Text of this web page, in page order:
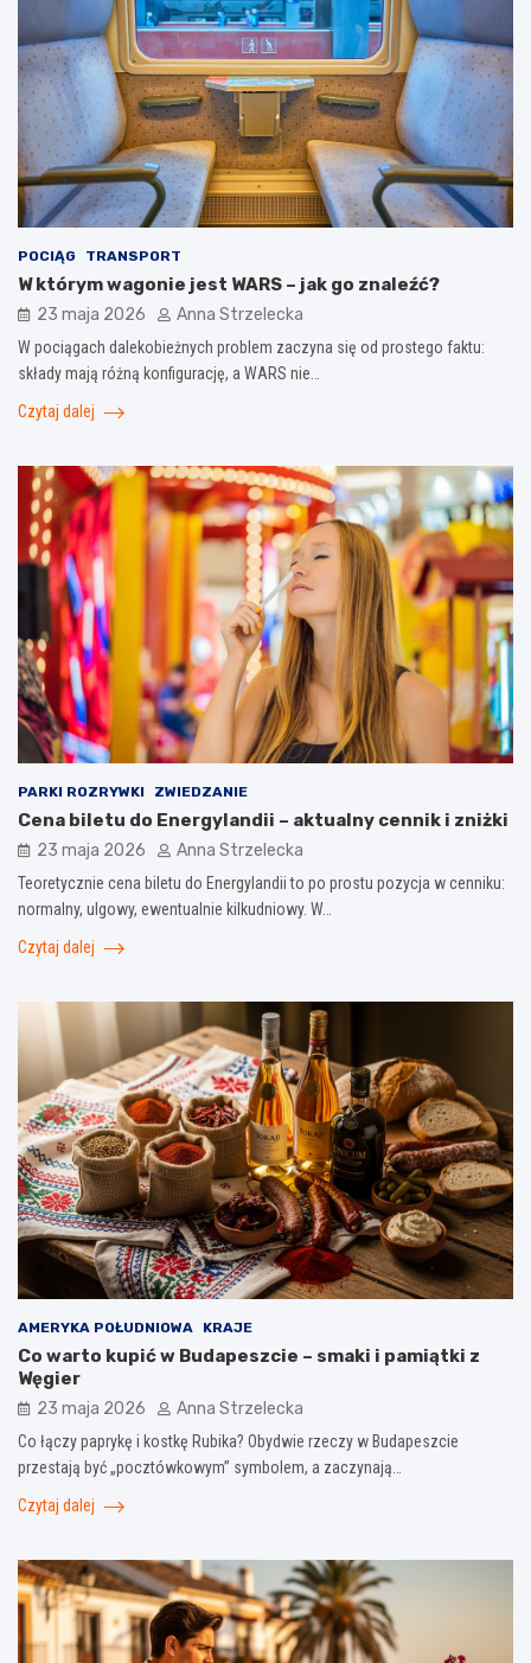
POCIĄG TRANSPORT
W którym wagonie jest WARS – jak go znaleźć?
23 maja 2026 Anna Strzelecka
W pociągach dalekobieżnych problem zaczyna się od prostego faktu:
składy mają różną konfigurację, a WARS nie…
Czytaj dalej
PARKI ROZRYWKI ZWIEDZANIE
Cena biletu do Energylandii – aktualny cennik i zniżki
23 maja 2026 Anna Strzelecka
Teoretycznie cena biletu do Energylandii to po prostu pozycja w cenniku:
normalny, ulgowy, ewentualnie kilkudniowy. W…
Czytaj dalej
AMERYKA POŁUDNIOWA KRAJE
Co warto kupić w Budapeszcie – smaki i pamiątki z
Węgier
23 maja 2026 Anna Strzelecka
Co łączy paprykę i kostkę Rubika? Obydwie rzeczy w Budapeszcie
przestają być „pocztówkowym” symbolem, a zaczynają…
Czytaj dalej